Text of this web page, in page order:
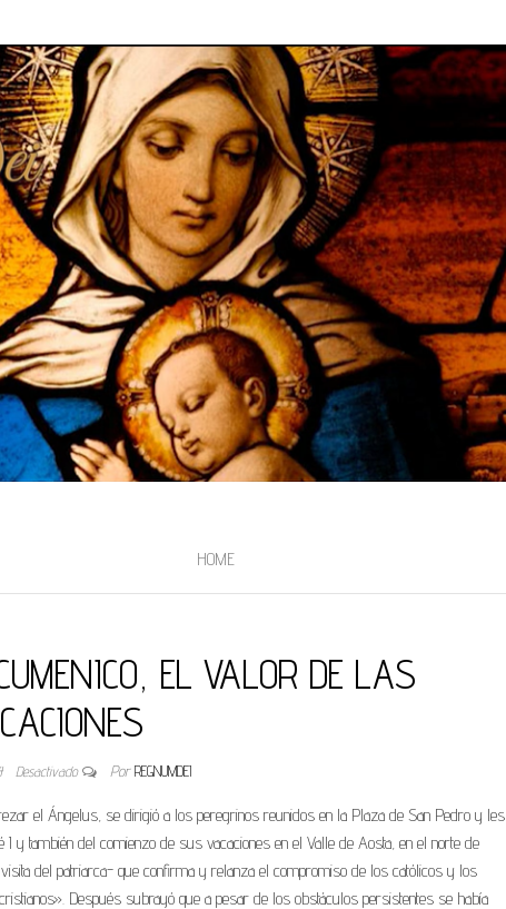
HOME
EL VALOR DE LAS
Desactivado Por REGNUMDEI
el Ángelus, se dirigió a los peregrinos reunidos en la Plaza de San Pedro y les
y también del comienzo de sus vacaciones en el Valle de Aosta, en el norte de
del patriarca- que confirma y relanza el compromiso de los católicos y los
Después subrayó que a pesar de los obstáculos persistentes se había